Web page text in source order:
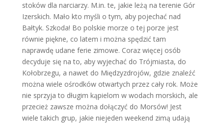
stoków dla narciarzy. M.in. te, jakie leżą na terenie Gór
Izerskich. Mało kto myśli o tym, aby pojechać nad
Bałtyk. Szkoda! Bo polskie morze o tej porze jest
równie piękne, co latem i można spędzić tam
naprawdę udane ferie zimowe. Coraz więcej osób
decyduje się na to, aby wyjechać do Trójmiasta, do
Kołobrzegu, a nawet do Międzyzdrojów, gdzie znaleźć
można wiele ośrodków otwartych przez cały rok. Może
nie sprzyja to długim kąpielom w wodach morskich, ale
przecież zawsze można dołączyć do Morsów! Jest
wiele takich grup, jakie niejeden weekend zimą udają